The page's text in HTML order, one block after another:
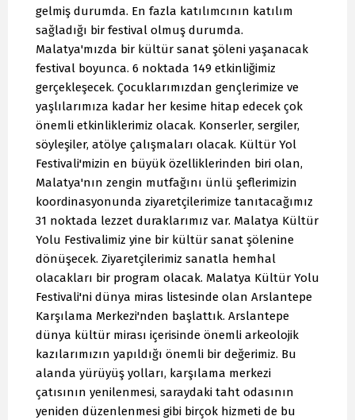
gelmiş durumda. En fazla katılımcının katılım
sağladığı bir festival olmuş durumda.
Malatya'mızda bir kültür sanat şöleni yaşanacak
festival boyunca. 6 noktada 149 etkinliğimiz
gerçekleşecek. Çocuklarımızdan gençlerimize ve
yaşlılarımıza kadar her kesime hitap edecek çok
önemli etkinliklerimiz olacak. Konserler, sergiler,
söyleşiler, atölye çalışmaları olacak. Kültür Yol
Festivali'mizin en büyük özelliklerinden biri olan,
Malatya'nın zengin mutfağını ünlü şeflerimizin
koordinasyonunda ziyaretçilerimize tanıtacağımız
31 noktada lezzet duraklarımız var. Malatya Kültür
Yolu Festivalimiz yine bir kültür sanat şölenine
dönüşecek. Ziyaretçilerimiz sanatla hemhal
olacakları bir program olacak. Malatya Kültür Yolu
Festivali'ni dünya miras listesinde olan Arslantepe
Karşılama Merkezi'nden başlattık. Arslantepe
dünya kültür mirası içerisinde önemli arkeolojik
kazılarımızın yapıldığı önemli bir değerimiz. Bu
alanda yürüyüş yolları, karşılama merkezi
çatısının yenilenmesi, saraydaki taht odasının
yeniden düzenlenmesi gibi birçok hizmeti de bu